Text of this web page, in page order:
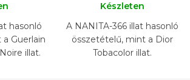
hasonló
Guerlain
illat.
Készleten
A NANITA-366 illat hasonló
összetételű, mint a Dior
Tobacolor illat.